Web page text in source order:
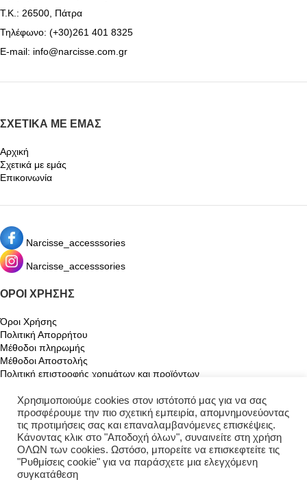
Τ.Κ.: 26500, Πάτρα
Τηλέφωνο: (+30)261 401 8325
E-mail: info@narcisse.com.gr
ΣΧΕΤΙΚΆ ΜΕ ΕΜΆΣ
Αρχική
Σχετικά με εμάς
Επικοινωνία
Narcisse_accesssories
Narcisse_accesssories
ΌΡΟΙ ΧΡΉΣΗΣ
Όροι Χρήσης
Πολιτική Απορρήτου
Μέθοδοι πληρωμής
Μέθοδοι Αποστολής
Πολιτική επιστροφής χρημάτων και προϊόντων
Ο ΛΟΓΑΡΙΑΣΜΌΣ ΜΟΥ
Ο λογαριασμός μου
Καλάθι
Αγαπημένα
Παρακολούθηση Παραγγελίας
Χρησιμοποιούμε cookies στον ιστότοπό μας για να σας
προσφέρουμε την πιο σχετική εμπειρία, απομνημονεύοντας
τις προτιμήσεις σας και επαναλαμβανόμενες επισκέψεις.
Κάνοντας κλικ στο "Αποδοχή όλων", συναινείτε στη χρήση
ΟΛΩΝ των cookies. Ωστόσο, μπορείτε να επισκεφτείτε τις
"Ρυθμίσεις cookie" για να παράσχετε μια ελεγχόμενη
συγκατάθεση